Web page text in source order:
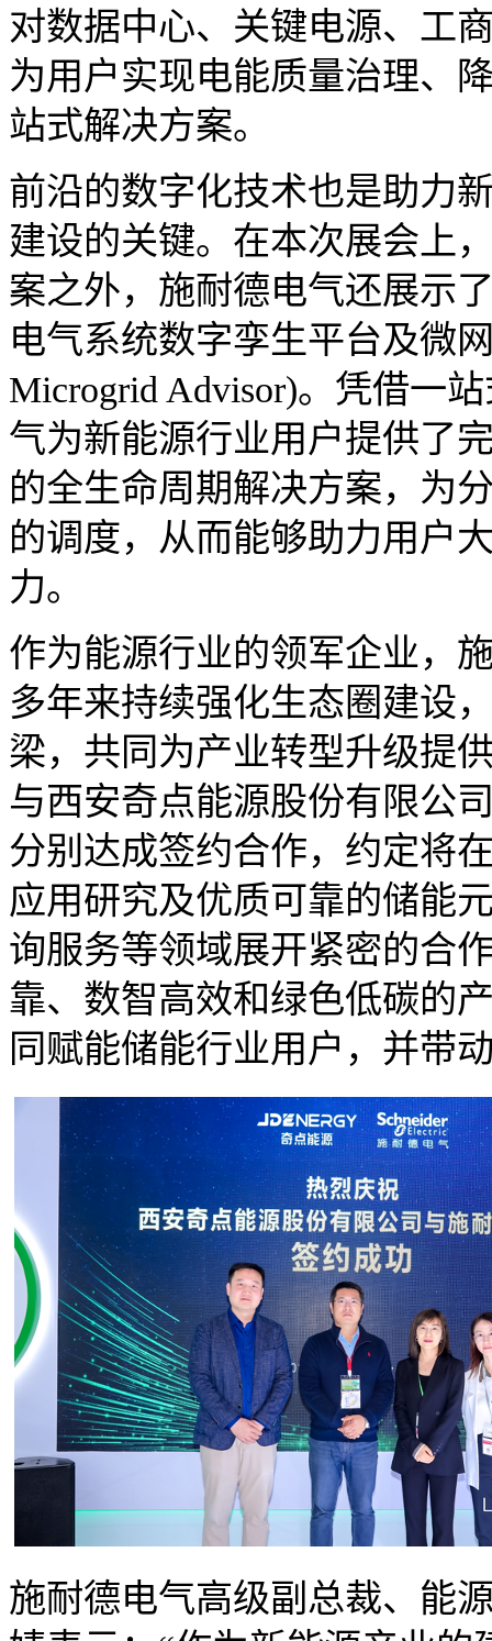
对数据中心、关键电源、工
为用户实现电能质量治理、
站式解决方案。
前沿的数字化技术也是助力
建设的关键。在本次展会上
案之外，施耐德电气还展示
电气系统数字孪生平台及微
Microgrid Advisor)。凭借一
气为新能源行业用户提供了
的全生命周期解决方案，为
的调度，从而能够助力用户
力。
作为能源行业的领军企业，
多年来持续强化生态圈建设
梁，共同为产业转型升级提
与西安奇点能源股份有限公
分别达成签约合作，约定将
应用研究及优质可靠的储能
询服务等领域展开紧密的合
靠、数智高效和绿色低碳的
同赋能储能行业用户，并带
施耐德电气高级副总裁、能